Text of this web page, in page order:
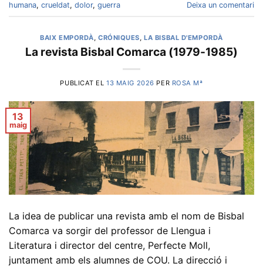
humana, crueldat, dolor, guerra Deixa un comentari
BAIX EMPORDÀ,CRÓNIQUES,LA BISBAL D'EMPORDÀ
La revista Bisbal Comarca (1979-1985)
PUBLICAT EL13 MAIG 2026 PER ROSA Mª
13
maig
La idea de publicar una revista amb el nom de Bisbal
Comarca va sorgir del professor de Llengua i
Literatura i director del centre, Perfecte Moll,
juntament amb els alumnes de COU. La direcció i